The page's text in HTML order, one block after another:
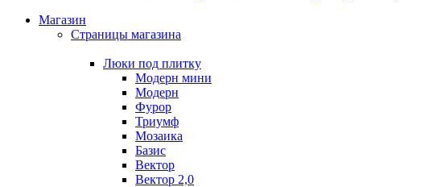
Магазин
Страницы магазина
Люки под плитку
Модерн мини
Модерн
Фурор
Триумф
Мозаика
Базис
Вектор
Вектор 2,0